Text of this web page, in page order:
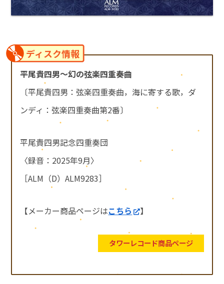
ディスク情報
平尾貴四男～幻の弦楽四重奏曲
〔平尾貴四男：弦楽四重奏曲，海に寄する歌，ダ
ンディ：弦楽四重奏曲第2番〕
平尾貴四男記念四重奏団
〈録音：2025年9月〉
［ALM（D）ALM9283］
【メーカー商品ページはこちら 】
タワーレコード商品ページ